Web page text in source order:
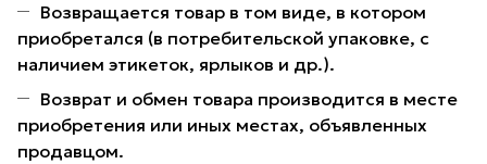
Возвращается товар в том виде, в котором
приобретался (в потребительской упаковке, с
наличием этикеток, ярлыков и др.).
Возврат и обмен товара производится в месте
приобретения или иных местах, объявленных
продавцом.